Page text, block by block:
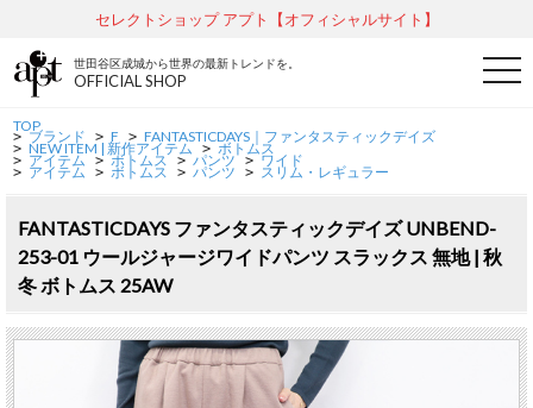
セレクトショップ アプト【オフィシャルサイト】
世田谷区成城から世界の最新トレンドを。
OFFICIAL SHOP
t
o
a
n
TOP
> ブランド > F > FANTASTICDAYS｜ファンタスティックデイズ
> NEW ITEM | 新作アイテム > ボトムス
> アイテム > ボトムス > パンツ > ワイド
> アイテム > ボトムス > パンツ > スリム・レギュラー
FANTASTICDAYS ファンタスティックデイズ UNBEND-
253-01 ウールジャージワイドパンツ スラックス 無地 | 秋
冬 ボトムス 25AW